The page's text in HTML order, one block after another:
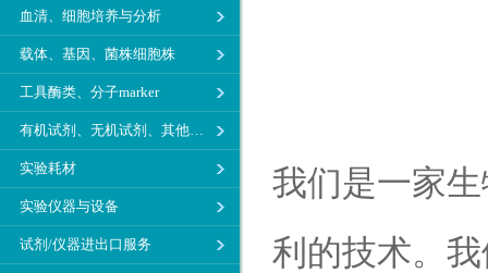
血清、细胞培养与分析
载体、基因、菌株细胞株
工具酶类、分子marker
有机试剂、无机试剂、其他生化试剂
实验耗材
实验仪器与设备
试剂/仪器进出口服务
我们是一家
利的技术。